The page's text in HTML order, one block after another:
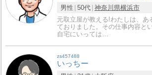
男性 50代 神奈川県横浜市
元取立屋が教える!わたしは、あ
ておりました。その仕事内容と
自宅にいっては…
zs457488
いっちー